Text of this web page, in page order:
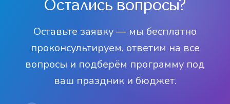
Остались вопросы?
Оставьте заявку — мы бесплатно
проконсультируем, ответим на все
вопросы и подберём программу под
ваш праздник и бюджет.